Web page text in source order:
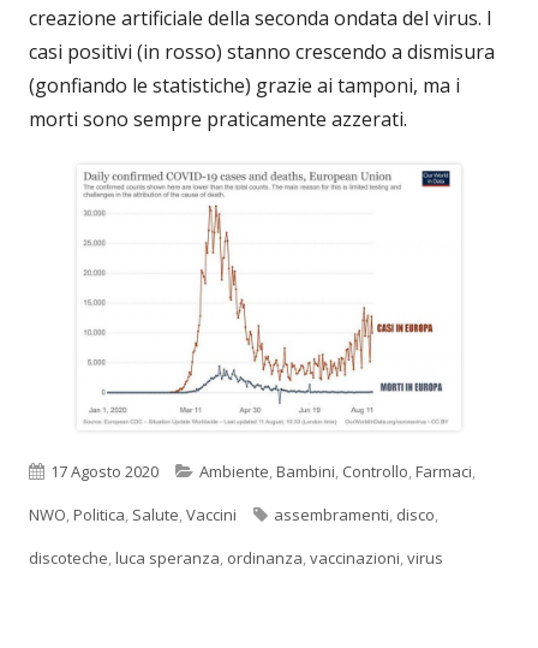
creazione artificiale della seconda ondata del virus. I
casi positivi (in rosso) stanno crescendo a dismisura
(gonfiando le statistiche) grazie ai tamponi, ma i
morti sono sempre praticamente azzerati.
Pubblicato
17 Agosto 2020 Categorie
Ambiente,Bambini, Controllo,Farmaci,
NWO,Politica, Salute,Vaccini Tag
assembramenti, disco,
discoteche,luca speranza, ordinanza,vaccinazioni,virus